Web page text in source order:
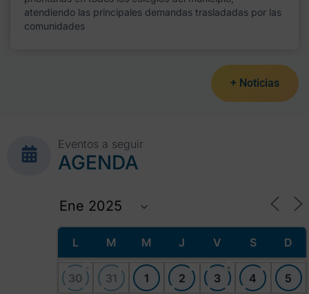
atendiendo las principales demandas trasladadas por las
comunidades
+ Noticias
Eventos a seguir
AGENDA
L M M J V S D
30 31 1 2 3
+
4 5